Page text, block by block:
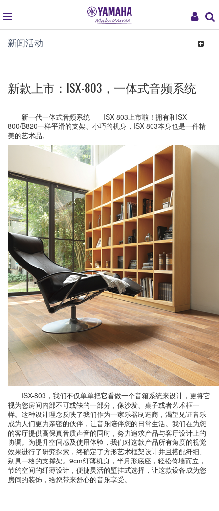
My
global
navigation
新闻活动
Toggle
新款上市：ISX-803，一体式音频系统
新一代一体式音频系统——ISX-803上市啦！拥有和ISX-
800/B820一样平滑的支架、小巧的机身，ISX-803本身也是一件精
美的艺术品。
ISX-803，我们不仅单单把它看做一个音箱系统来设计，更将它
视为您房间内部不可或缺的一部分，像沙发、桌子或者艺术框一
样。这种设计理念反映了我们作为一家乐器制造商，渴望见证音乐
成为人们更为亲密的伙伴，让音乐陪伴您的日常生活。我们在为您
的客厅提供高保真音质声音的同时，努力追求产品与客厅设计上的
协调。为提升空间感及使用体验，我们对这款产品所有角度的视觉
效果进行了研究探索，终确定了方形艺术框架设计并且搭配纤细、
别具一格的支撑架。9cm纤薄机身，半月形底座，轻松倚墙而立，
节约空间的纤薄设计，便捷灵活的壁挂式选择，让这款设备成为您
房间的装饰，给您带来舒心的音乐享受。